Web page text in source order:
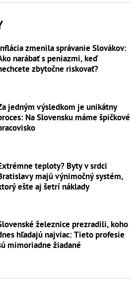
zmenila správanie Slovákov:
narábať s peniazmi, keď
zbytočne riskovať?
jedným výsledkom je unikátny
Na Slovensku máme špičkové
teploty? Byty v srdci
majú výnimočný systém,
ešte aj šetrí náklady
železnice prezradili, koho
hľadajú najviac: Tieto profesie
mimoriadne žiadané